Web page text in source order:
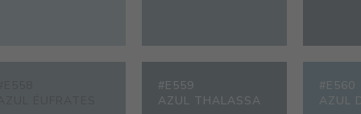
#E559
AZUL THALASSA
#E560
AZUL